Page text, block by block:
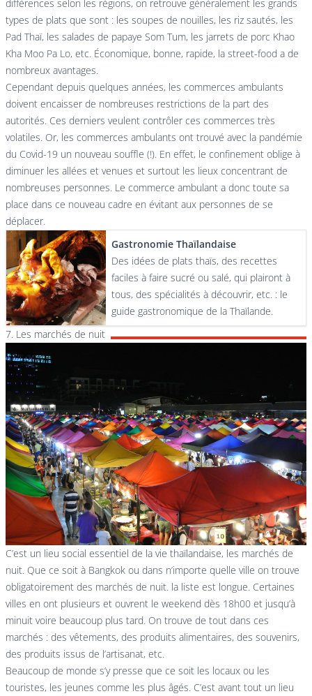
différences selon les régions, on retrouve généralement les grands
types de plats que sont : les soupes de nouilles, les riz sautés, les
Pad Thaï, les salades de papaye Som Tum, les jarrets de porc Khao
Kha Moo Pa Lo, etc. Économique, bonne, rapide, la street-food a de
nombreux avantages.
Cependant depuis quelques années, les commerces ambulants
doivent encaisser de nombreuses restrictions de la part des
autorités. Ces derniers veulent contrôler ces commerces très
volatiles. Or, les commerces ambulants ont trouvé avec la pandémie
du Covid-19 un nouveau souffle (!). En effet, le confinement oblige à
diminuer les allées et venues et surtout les lieux concentrant de
nombreuses personnes. Le commerce ambulant a donc toute sa
place dans ce nouveau cadre en évitant aux personnes de se
déplacer.
Gastronomie Thaïlandaise
Des idées de plats thaïs, des recettes
faciles à faire sucré ou salé, qui plairont à
tous, des spécialités à découvrir, etc. : le
guide gastronomique de la Thaïlande.
7. Les marchés de nuit
C’est un lieu social essentiel de la vie thaïlandaise, les marchés de
nuit. Que ce soit à Bangkok ou dans n’importe quelle ville on trouve
obligatoirement des marchés de nuit. la liste est longue. Certaines
villes en ont plusieurs et ouvrent le weekend dès 18h00 et jusqu’à
minuit voire beaucoup plus tard. On trouve de tout dans ces
marchés : des vêtements, des produits alimentaires, des souvenirs,
des produits issus de l’artisanat, etc.
Beaucoup de monde s’y presse que ce soit les locaux ou les
touristes, les jeunes comme les plus âgés. C’est avant tout un lieu